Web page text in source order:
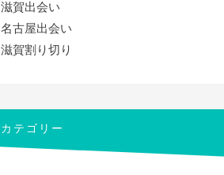
滋賀出会い
名古屋出会い
滋賀割り切り
カテゴリー